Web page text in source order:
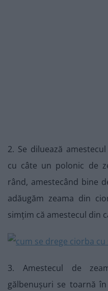
2. Se diluează
cu câte un polonic de
rând, amestecând bine
adăugăm zeama din
simțim că amestecul din
3. Amestecul de
gălbenușuri se toarnă